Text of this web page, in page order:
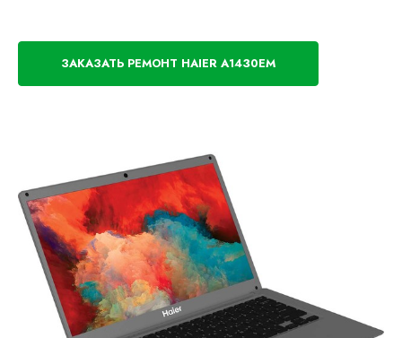
ЗАКАЗАТЬ РЕМОНТ HAIER A1430EM